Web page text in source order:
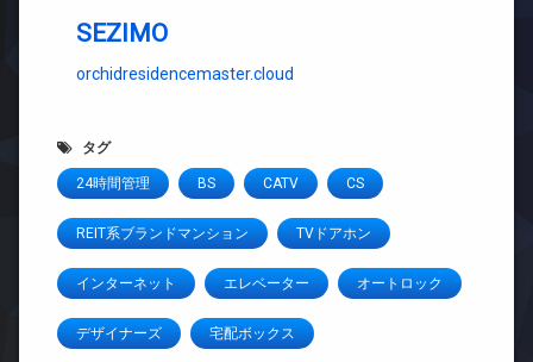
SEZIMO
orchidresidencemaster.cloud
タグ
24時間管理 BS CATV CS
REIT系ブランドマンション TVドアホン
インターネット エレベーター オートロック
デザイナーズ 宅配ボックス